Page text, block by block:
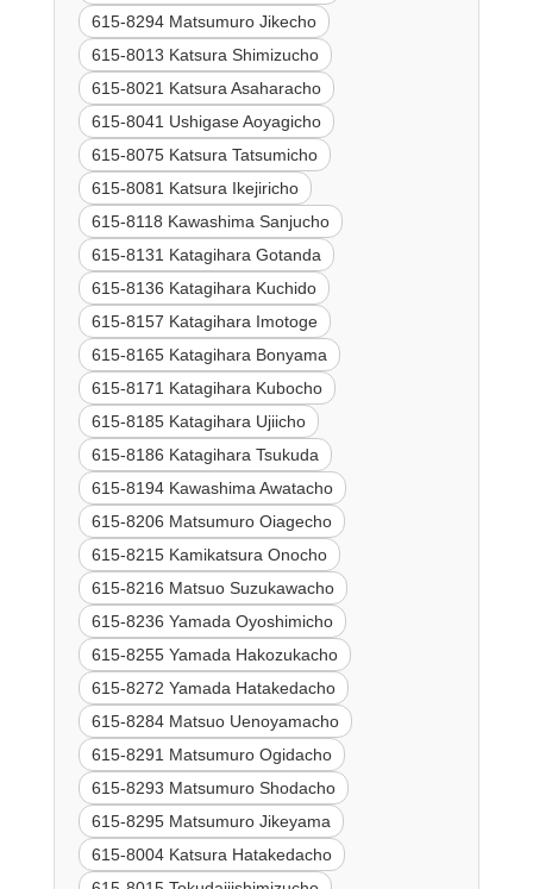
615-8294 Matsumuro Jikecho
615-8013 Katsura Shimizucho
615-8021 Katsura Asaharacho
615-8041 Ushigase Aoyagicho
615-8075 Katsura Tatsumicho
615-8081 Katsura Ikejiricho
615-8118 Kawashima Sanjucho
615-8131 Katagihara Gotanda
615-8136 Katagihara Kuchido
615-8157 Katagihara Imotoge
615-8165 Katagihara Bonyama
615-8171 Katagihara Kubocho
615-8185 Katagihara Ujiicho
615-8186 Katagihara Tsukuda
615-8194 Kawashima Awatacho
615-8206 Matsumuro Oiagecho
615-8215 Kamikatsura Onocho
615-8216 Matsuo Suzukawacho
615-8236 Yamada Oyoshimicho
615-8255 Yamada Hakozukacho
615-8272 Yamada Hatakedacho
615-8284 Matsuo Uenoyamacho
615-8291 Matsumuro Ogidacho
615-8293 Matsumuro Shodacho
615-8295 Matsumuro Jikeyama
615-8004 Katsura Hatakedacho